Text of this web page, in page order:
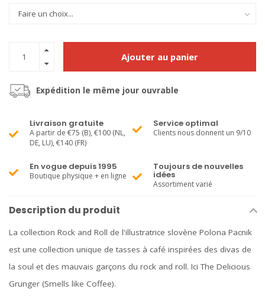
Ajouter au panier
Expédition le même jour ouvrable
Livraison gratuite
A partir de €75 (B), €100 (NL,
DE, LU), €140 (FR)
Service optimal
Clients nous donnent un 9/10
En vogue depuis 1995
Boutique physique + en ligne
Toujours de nouvelles
idées
Assortiment varié
Description du produit
La collection Rock and Roll de l'illustratrice slovène Polona Pacnik
est une collection unique de tasses à café inspirées des divas de
la soul et des mauvais garçons du rock and roll. Ici The Delicious
Grunger (Smells like Coffee).